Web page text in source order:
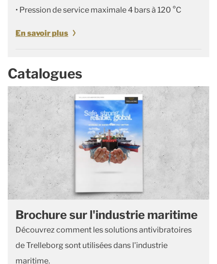
• Pression de service maximale 4 bars à 120 °C
En savoir plus
Catalogues
Brochure sur l'industrie maritime
Découvrez comment les solutions antivibratoires
de Trelleborg sont utilisées dans l'industrie
maritime.